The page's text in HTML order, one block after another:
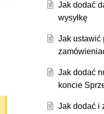
Jak dodać
wysyłkę
Jak ustawić
Jak dodać
koncie
Jak dodać i